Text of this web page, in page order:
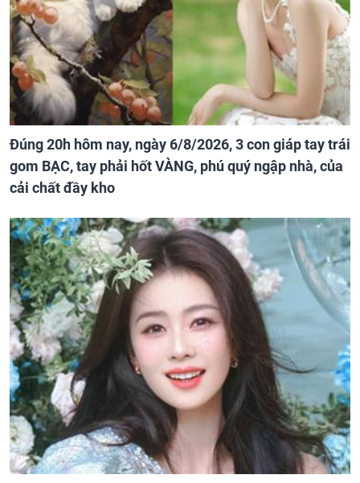
Đúng 20h hôm nay, ngày 6/8/2026, 3 con giáp tay trái
gom BẠC, tay phải hốt VÀNG, phú quý ngập nhà, của
cải chất đầy kho